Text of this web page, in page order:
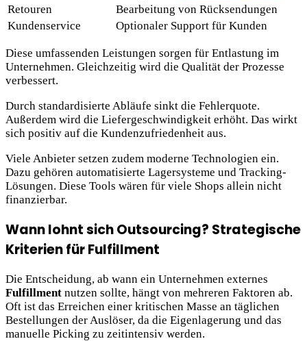
Retouren
Bearbeitung von Rücksendungen
Kundenservice
Optionaler Support für Kunden
Diese umfassenden Leistungen sorgen für Entlastung im
Unternehmen. Gleichzeitig wird die Qualität der Prozesse
verbessert.
Durch standardisierte Abläufe sinkt die Fehlerquote.
Außerdem wird die Liefergeschwindigkeit erhöht. Das wirkt
sich positiv auf die Kundenzufriedenheit aus.
Viele Anbieter setzen zudem moderne Technologien ein.
Dazu gehören automatisierte Lagersysteme und Tracking-
Lösungen. Diese Tools wären für viele Shops allein nicht
finanzierbar.
Wann lohnt sich Outsourcing? Strategische
Kriterien für Fulfillment
Die Entscheidung, ab wann ein Unternehmen externes
Fulfillment nutzen sollte, hängt von mehreren Faktoren ab.
Oft ist das Erreichen einer kritischen Masse an täglichen
Bestellungen der Auslöser, da die Eigenlagerung und das
manuelle Picking zu zeitintensiv werden.